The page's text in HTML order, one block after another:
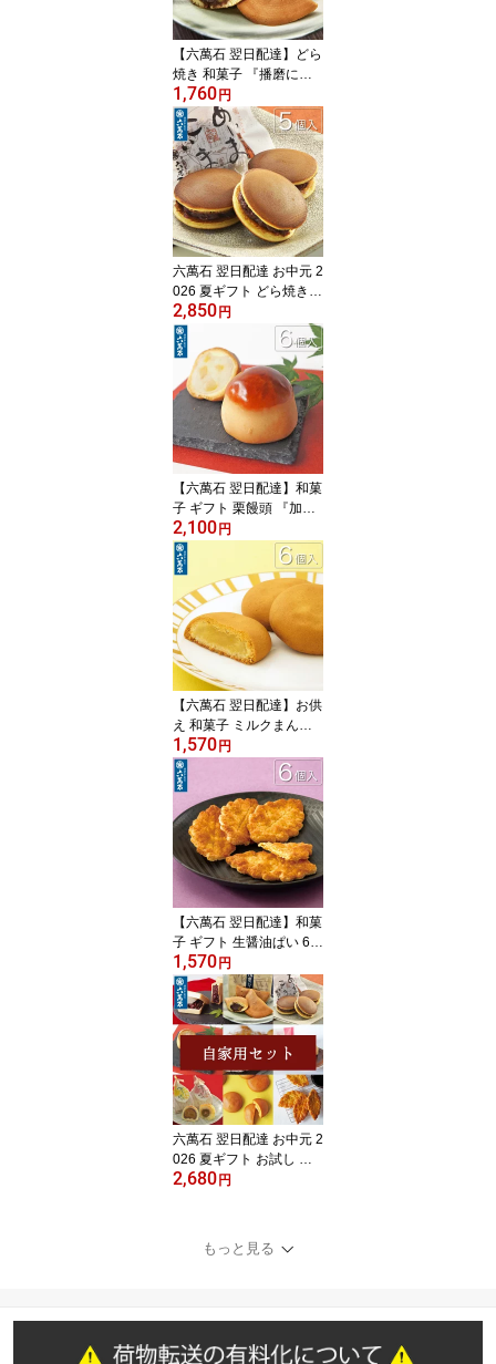
【六萬石 翌日配達】どら
焼き 和菓子 『播磨にて 6
個入』 個包装 どら焼き
ギフト 生姜風味 お供え
祖供養 栗 どらやき 手土
産 お祝い 内祝い 贈答品
北海道産十勝小豆 大粒栗
和菓子 栗まんじゅう 栗
饅頭 人気 美味 菓子折り
詰め合わせ お歳暮
1,760 円
六萬石 翌日配達 お中元 2
026 夏ギフト どら焼き
『あいまこいま 5個入』
甘さ控えめ 個包装 お供
え 祖供養 お供え お菓子
お土産 手土産 お祝い 内
祝い 贈答品 人気 菓子折
り 高級 和菓子 詰め合わ
せ お取り寄せ【宅急便コ
ンパクト】
2,850 円
【六萬石 翌日配達】和菓
子 ギフト 栗饅頭 『加古
まろん 6個入』 栗まんじ
ゅう 個包装 プレゼント
栗饅頭 入園 入学 お供え
お土産 手土産 お祝い 秋
内祝い 贈答品 お菓子 菓
子折り 大好評 スイーツ
お取寄せ 高級 お取り寄
せ お歳暮
2,100 円
【六萬石 翌日配達】お供
え 和菓子 ミルクまんじ
ゅう 『月の輪ミルク 6個
入』 個包装 クッキー生
地 ミルク饅頭 ギフト 手
土産 饅頭 お祝い 内祝い
贈答品 お菓子 人気 美味
菓子折り 大好評 銘菓 詰
め合わせ お取寄せ お歳
暮 お年賀【宅急便コンパ
クト】
1,570 円
【六萬石 翌日配達】和菓
子 ギフト 生醤油ぱい 6個
入 高級 お取り寄せ リー
フパイ 個包装 醤油パイ
お菓子 おやつ お供え ギ
フト 手土産 お祝い ご入
学祝 おつまみ お酒 アテ
男性 人気 お歳暮【宅急
便コンパクト】
1,570 円
六萬石 翌日配達 お中元 2
026 夏ギフト お試し 和
菓子 詰め合わせ 『自家
え お菓子 美味 最中 どら
焼き もなか 栗 手土産 お
ト】
2,680 円
もっと見る